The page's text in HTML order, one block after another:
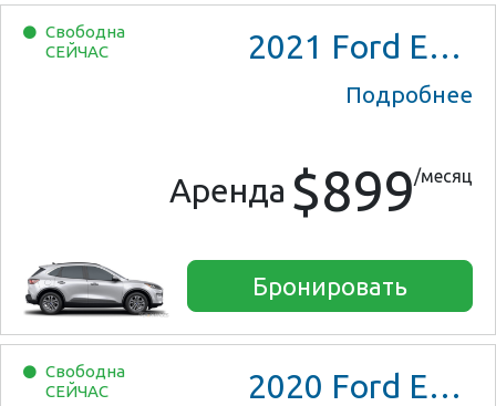
Свободна
СЕЙЧАС
2021 Ford Escape SE
Подробнее
Аренда $899/месяц
Бронировать
Свободна
СЕЙЧАС
2020 Ford Escape SE